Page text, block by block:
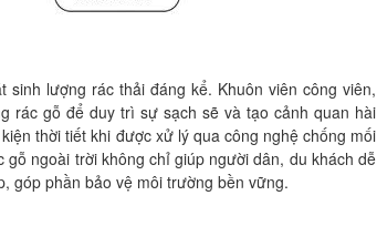
lượng rác thải đáng kể. Khuôn viên công viên,
rác gỗ để duy trì sự sạch sẽ và tạo cảnh quan hài
thời tiết khi được xử lý qua công nghệ chống mối
ngoài trời không chỉ giúp người dân, du khách dễ
góp phần bảo vệ môi trường bền vững.